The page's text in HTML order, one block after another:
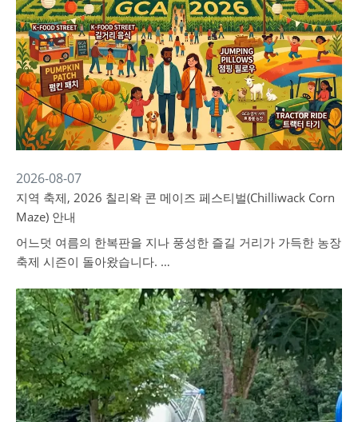
2026-08-07
지역 축제, 2026 칠리왁 콘 메이즈 페스티벌(Chilliwack Corn
Maze) 안내
어느덧 여름의 한복판을 지나 풍성한 즐길 거리가 가득한 농장
축제 시즌이 돌아왔습니다. …